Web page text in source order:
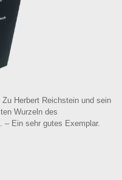
Herbert Reichstein und sein
Wurzeln des
– Ein sehr gutes Exemplar.